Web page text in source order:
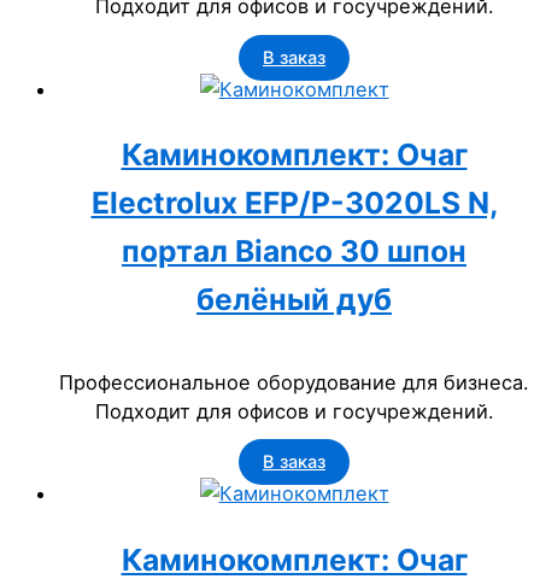
Подходит для офисов и госучреждений.
В заказ
Каминокомплект: Очаг
Electrolux EFP/P-3020LS N,
портал Bianco 30 шпон
белёный дуб
Профессиональное оборудование для бизнеса.
Подходит для офисов и госучреждений.
В заказ
Каминокомплект: Очаг